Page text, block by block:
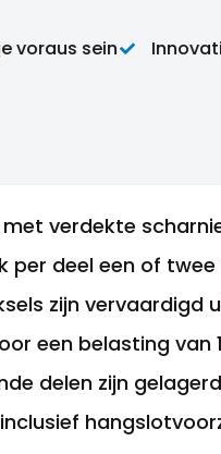
sein Innovativ:
verdekte
deel een of
zijn vervaardigd
een belasting van
delen zijn